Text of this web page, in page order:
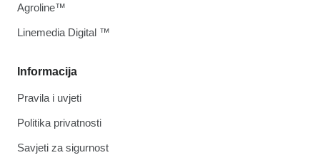
Informacija
Pravila i uvjeti
Politika privatnosti
Savjeti za sigurnost
Agroline™
Linemedia Digital ™